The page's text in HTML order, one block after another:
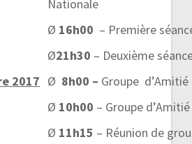
Nationale
Ø 16h00 – Première
Ø21h30 – Deuxième
2017 Ø 8h00 – Groupe
Ø 10h00 – Groupe
Ø 11h15 – Réunion de